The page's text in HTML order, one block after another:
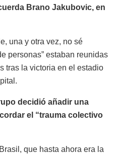
Brano Jakubovic, en
una y otra vez, no sé
personas” estaban reunidas
tras la victoria en el estadio
decidió añadir una
el “trauma colectivo
que hasta ahora era la